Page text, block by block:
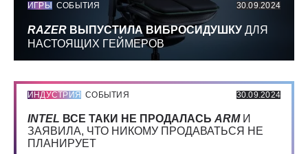
ИГРЫ СОБЫТИЯ 30.09.2024
RAZER ВЫПУСТИЛА ВИБРОСИДУШКУ ДЛЯ
НАСТОЯЩИХ ГЕЙМЕРОВ
ИНДУСТРИЯ СОБЫТИЯ 30.09.2024
INTEL ВСЕ ТАКИ НЕ ПРОДАЛАСЬ ARMИ
ЗАЯВИЛА, ЧТО НИКОМУ ПРОДАВАТЬСЯ НЕ
ПЛАНИРУЕТ